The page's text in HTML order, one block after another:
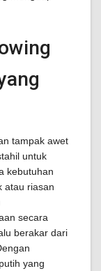
tampak awet
untuk
kebutuhan
atau riasan
secara
berakar dari
yang